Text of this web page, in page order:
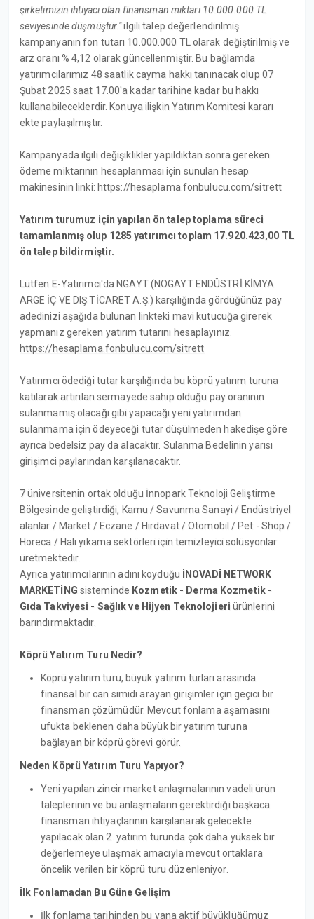
şirketimizin ihtiyacı olan finansman miktarı 10.000.000 TL
seviyesinde düşmüştür."ilgili talep değerlendirilmiş
kampanyanın fon tutarı 10.000.000 TL olarak değiştirilmiş ve
arz oranı % 4,12 olarak güncellenmiştir. Bu bağlamda
yatırımcılarımız 48 saatlik cayma hakkı tanınacak olup 07
Şubat 2025 saat 17.00'a kadar tarihine kadar bu hakkı
kullanabileceklerdir. Konuya ilişkin Yatırım Komitesi kararı
ekte paylaşılmıştır.
Kampanyada ilgili değişiklikler yapıldıktan sonra gereken
ödeme miktarının hesaplanması için sunulan hesap
makinesinin linki: https://hesaplama.fonbulucu.com/sitrett
Yatırım turumuz için yapılan ön talep toplama süreci
tamamlanmış olup 1285 yatırımcı toplam 17.920.423,00 TL
ön talep bildirmiştir.
Lütfen E-Yatırımcı'da NGAYT (NOGAYT ENDÜSTRİ KİMYA
ARGE İÇ VE DIŞ TİCARET A.Ş.) karşılığında gördüğünüz pay
adedinizi aşağıda bulunan linkteki mavi kutucuğa girerek
yapmanız gereken yatırım tutarını hesaplayınız.
https://hesaplama.fonbulucu.com/sitrett
Yatırımcı ödediği tutar karşılığında bu köprü yatırım turuna
katılarak artırılan sermayede sahip olduğu pay oranının
sulanmamış olacağı gibi yapacağı yeni yatırımdan
sulanmama için ödeyeceği tutar düşülmeden hakedişe göre
ayrıca bedelsiz pay da alacaktır. Sulanma Bedelinin yarısı
girişimci paylarından karşılanacaktır.
7 üniversitenin ortak olduğu İnnopark Teknoloji Geliştirme
Bölgesinde geliştirdiği, Kamu / Savunma Sanayi / Endüstriyel
alanlar / Market / Eczane / Hırdavat / Otomobil / Pet - Shop /
Horeca / Halı yıkama sektörleri için temizleyici solüsyonlar
üretmektedir.
Ayrıca yatırımcılarının adını koyduğu İNOVADİ NETWORK
MARKETİNG sisteminde Kozmetik - Derma Kozmetik -
Gıda Takviyesi - Sağlık ve Hijyen Teknolojieri ürünlerini
barındırmaktadır.
Köprü Yatırım Turu Nedir?
Köprü yatırım turu, büyük yatırım turları arasında
finansal bir can simidi arayan girişimler için geçici bir
finansman çözümüdür. Mevcut fonlama aşamasını
ufukta beklenen daha büyük bir yatırım turuna
bağlayan bir köprü görevi görür.
Neden Köprü Yatırım Turu Yapıyor?
Yeni yapılan zincir market anlaşmalarının vadeli ürün
taleplerinin ve bu anlaşmaların gerektirdiği başkaca
finansman ihtiyaçlarının karşılanarak gelecekte
yapılacak olan 2. yatırım turunda çok daha yüksek bir
değerlemeye ulaşmak amacıyla mevcut ortaklara
öncelik verilen bir köprü turu düzenleniyor.
İlk Fonlamadan Bu Güne Gelişim
İlk fonlama tarihinden bu yana aktif büyüklüğümüz